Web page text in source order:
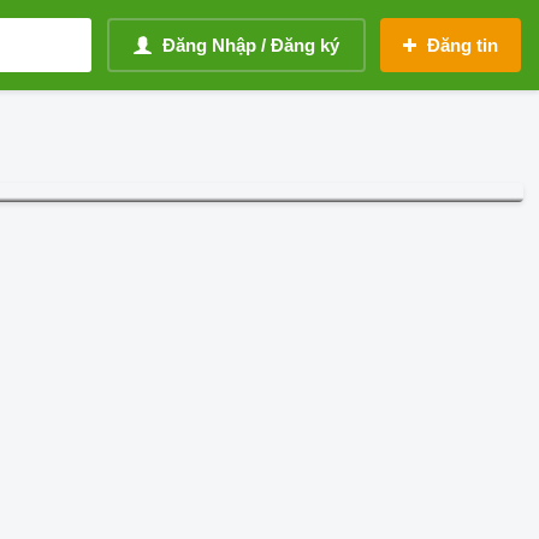
Đăng Nhập / Đăng ký Đăng tin